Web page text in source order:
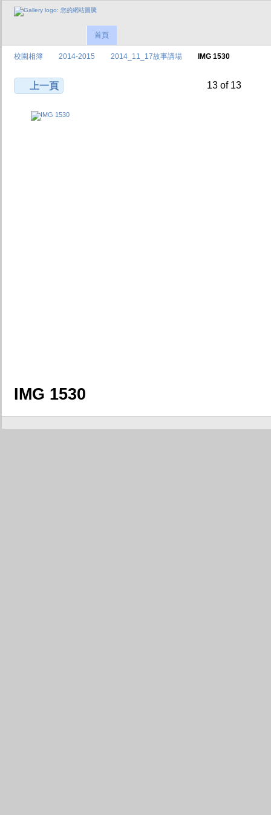
首頁
校園相簿 2014-2015 2014_11_17故事講場 IMG 1530
上一頁 13 of 13
IMG 1530